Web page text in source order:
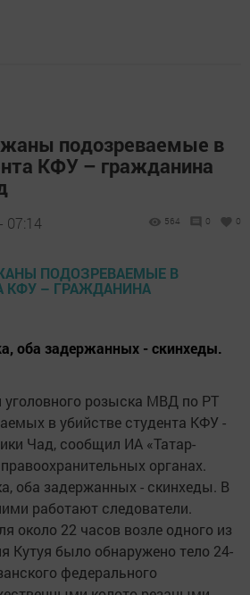
подозреваемые в
КФУ – гражданина
07:14 564 0 0
оба задержанных - скинхеды.
уголовного розыска МВД по РТ
в убийстве студента КФУ -
Чад, сообщил ИА «Татар-
органах.
оба задержанных - скинхеды. В
работают следователи.
около 22 часов возле одного из
Кутуя было обнаружено тело 24-
федерального